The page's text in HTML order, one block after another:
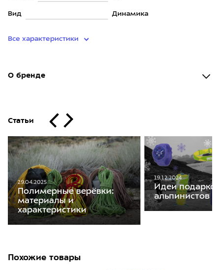
Вид Динамика
Все характеристики
О бренде
Статьи
29.04.2025
Полимерные верёвки:
материалы и
характеристики
19.12.2024
Идеи
альпинистов
Похожие товары